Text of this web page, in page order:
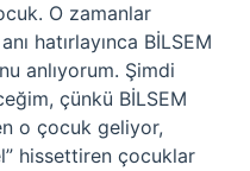
O zamanlar
hatırlayınca BİLSEM
anlıyorum. Şimdi
çünkü BİLSEM
o çocuk geliyor,
hissettiren çocuklar